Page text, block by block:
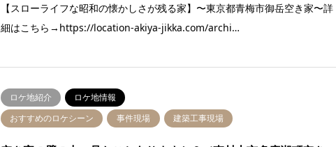
【スローライフな昭和の懐かしさが残る家】〜東京都青梅市御岳空き家〜詳
細はこちら→https://location-akiya-jikka.com/archi…
ロケ地紹介
ロケ地情報
おすすめのロケシーン
事件現場 建築工事現場